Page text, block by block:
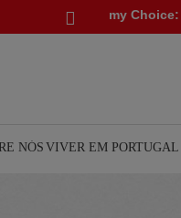
NÓS VIVER EM PORTUGAL
my Choice:
